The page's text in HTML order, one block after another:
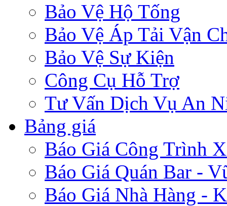
Bảo Vệ Hộ Tống
Bảo Vệ Áp Tải Vận
Bảo Vệ Sự Kiện
Công Cụ Hỗ Trợ
Tư Vấn Dịch Vụ An
Bảng giá
Báo Giá Công Trình
Báo Giá Quán Bar -
Báo Giá Nhà Hàng -